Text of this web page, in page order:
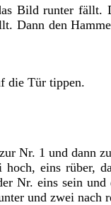
Bild runter fällt.
Dann den
die Tür tippen.
Nr. 1 und dann
eins rüber,
Nr. eins sein
und zwei nach